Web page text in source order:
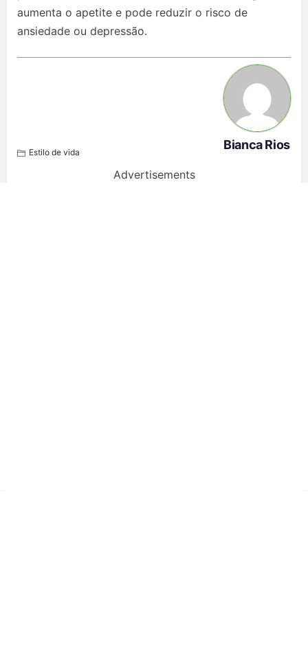
aumenta o apetite e pode reduzir o risco de
ansiedade ou depressão.
Estilo de vida
Bianca Rios
Advertisements